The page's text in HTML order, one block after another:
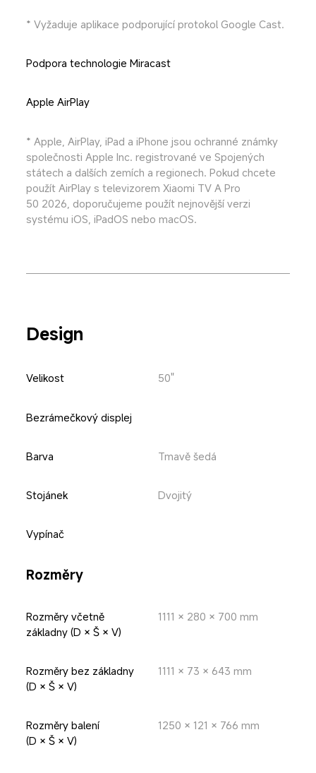
* Vyžaduje aplikace podporující protokol Google Cast.
Podpora technologie Miracast
Apple AirPlay
* Apple, AirPlay, iPad a iPhone jsou ochranné známky
společnosti Apple Inc. registrované ve Spojených
státech a dalších zemích a regionech. Pokud chcete
použít AirPlay s televizorem Xiaomi TV A Pro
50 2026, doporučujeme použít nejnovější verzi
systému iOS, iPadOS nebo macOS.
Design
Velikost 50"
Bezrámečkový displej
Barva Tmavě šedá
Stojánek Dvojitý
Vypínač
Rozměry
Rozměry včetně
základny (D × Š × V)
1111 × 280 × 700 mm
Rozměry bez základny
(D × Š × V)
1111 × 73 × 643 mm
Rozměry balení
(D × Š × V)
1250 × 121 × 766 mm